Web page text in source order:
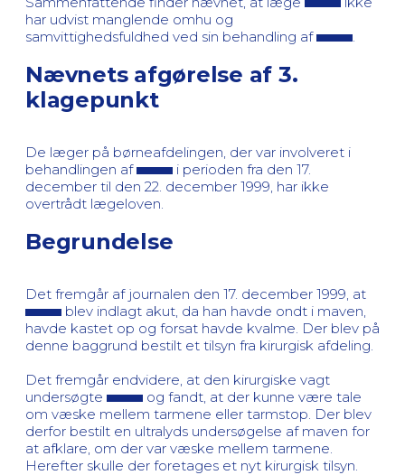
har udvist manglende omhu og
samvittighedsfuldhed ved sin behandling af
Nævnets afgørelse af 3.
klagepunkt
De læger på børneafdelingen, der var involveret i
behandlingen af
i perioden fra den 17.
december til den 22. december 1999, har ikke
overtrådt lægeloven.
Begrundelse
Det fremgår af journalen den 17. december 1999, at
blev indlagt akut, da han havde ondt i maven,
havde kastet op og forsat havde kvalme. Der blev på
denne baggrund bestilt et tilsyn fra kirurgisk afdeling.
Det fremgår endvidere, at den kirurgiske vagt
undersøgte
og fandt, at der kunne være tale
om væske mellem tarmene eller tarmstop. Der blev
derfor bestilt en ultralyds undersøgelse af maven for
at afklare, om der var væske mellem tarmene.
Herefter skulle der foretages et nyt kirurgisk tilsyn.